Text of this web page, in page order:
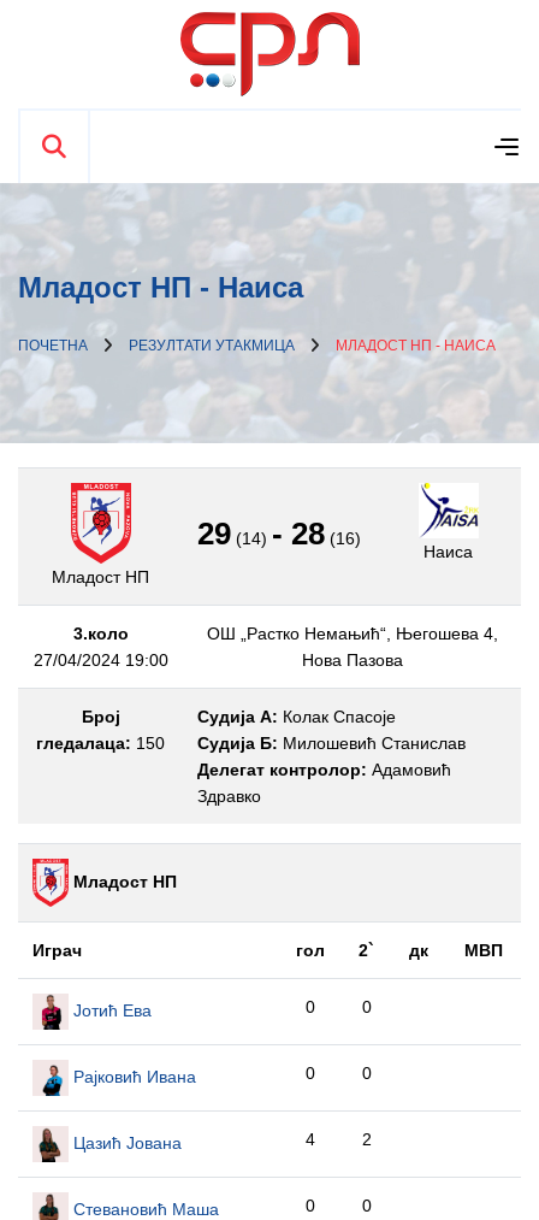
Младост НП - Наиса
ПОЧЕТНА РЕЗУЛТАТИ УТАКМИЦА МЛАДОСТ НП - НАИСА
Младост НП
29 (14) - 28 (16)
Наиса
3.коло
27/04/2024 19:00
ОШ „Растко Немањић“, Његошева 4,
Нова Пазова
Број
гледалаца: 150
Судија А: Колак Спасоје
Судија Б: Милошевић Станислав
Делегат контролор: Адамовић
Здравко
Младост НП
Играч гол 2` дк МВП
Јотић Ева 0 0
Рајковић Ивана 0 0
Цазић Јована 4 2
Стевановић Маша 0 0